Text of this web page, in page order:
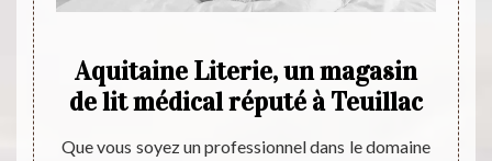
Aquitaine Literie, un magasin
de lit médical réputé à Teuillac
Que vous soyez un professionnel dans le domaine